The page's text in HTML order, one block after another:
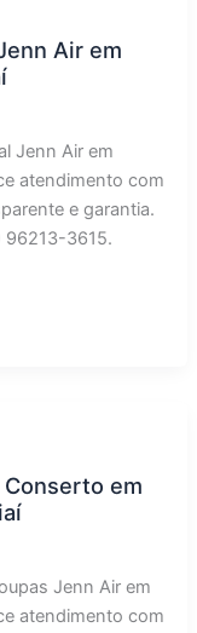
Air em
Jenn Air em
atendimento com
e garantia.
96213-3615.
Conserto em
Jenn Air em
atendimento com